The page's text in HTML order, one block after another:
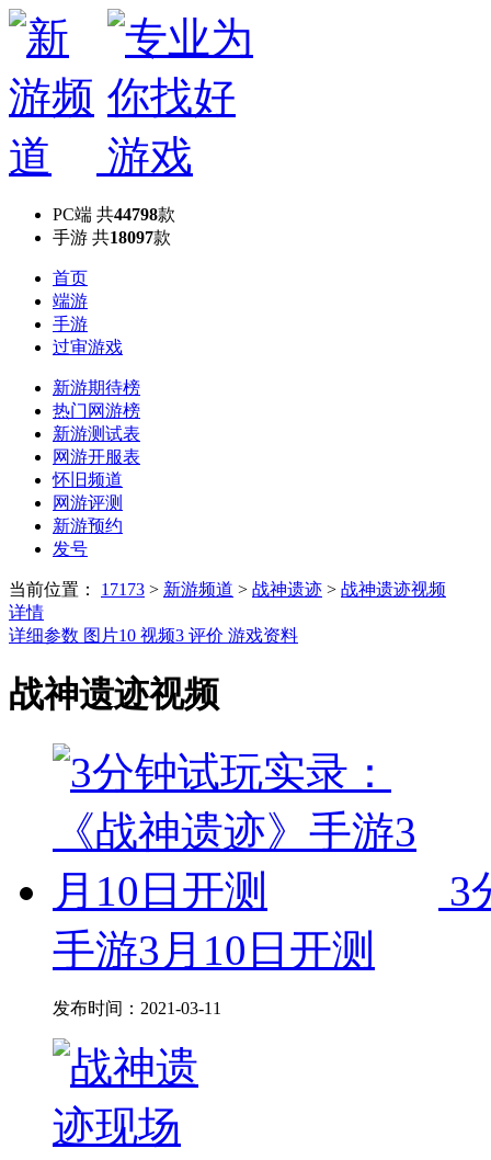
PC端 共44798款
手游 共18097款
首页
端游
手游
过审游戏
新游期待榜
热门网游榜
新游测试表
网游开服表
怀旧频道
网游评测
新游预约
发号
当前位置： 17173 > 新游频道 > 战神遗迹 > 战神遗迹视频
详情
详细参数 图片10 视频3 评价 游戏资料
战神遗迹视频
3
手游3月10日开测
发布时间： 2021-03-11